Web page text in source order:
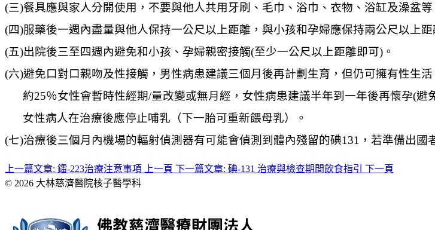
(三)餐具應與家人分開使用，不要與他人共用牙刷、毛巾、浴巾、衣物、浴缸及澡盆
(四)服藥後一週內盡量與他人保持一公尺以上距離，與小孩和孕婦應保持兩公尺以上距
(五)出院後三至四週內避免和小孩、孕婦親密接觸(至少一公尺以上距離即可)。
(六)避免口對口親吻及性接觸，男性病患建議三個月後再計劃生育，但仍可擁有性生活
約25％女性會暫時性經期/量改變或無月經，女性病患建議半年到一年後再懷孕(避
女性病人在治療後應停止哺乳（下一胎可重新餵母乳）。
(七)治療後三個月內機場的輻射偵測器有可能會偵測到體內殘留的碘131，若準備出國
上一篇文章: 鐳-223治療注意事項 上一頁 下一篇文章: 碘-131 治療與檢查期間飲食指引 下一頁
© 2026 大林慈濟醫院核子醫學科